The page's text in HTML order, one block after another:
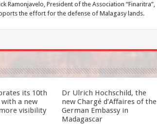
Ramonjavelo, President of the Association “Finaritra”,
the effort for the defense of Malagasy lands.
its 10th
a new
visibility
Dr Ulrich Hochschild, the
new Chargé d’Affaires of the
German Embassy in
Madagascar